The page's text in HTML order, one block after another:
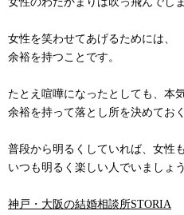
女性を笑わせてあげるためには、
余裕を持つことです。
たとえ喧嘩になったとしても、本
余裕を持って落とし所を決めてお
普段から明るくしていれば、女性
いつも明るく楽しい人でいましょう
神戸・大阪の結婚相談所STORIA